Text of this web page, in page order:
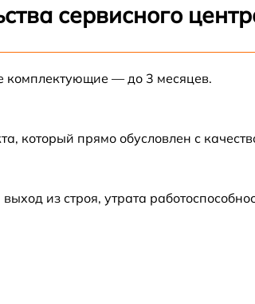
от 30 мин
сервисного
комплектующие — до 3 месяцев.
который прямо обусловлен с
из строя, утрата